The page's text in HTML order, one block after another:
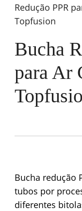
Redução PPR
Topfusion
Bucha
para Ar
Bucha redução
tubos por
diferentes